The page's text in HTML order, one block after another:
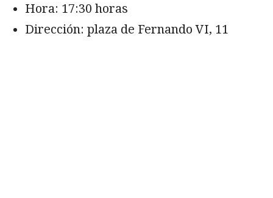
Hora: 17:30 horas
Dirección: plaza de Fernando VI, 11